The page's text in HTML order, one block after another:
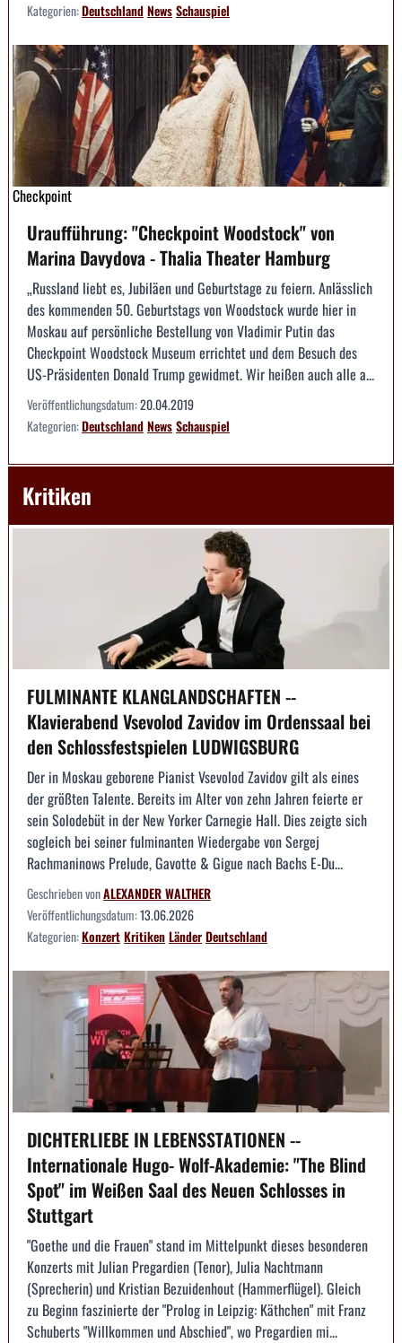
Kategorien:DeutschlandNewsSchauspiel
Checkpoint
Uraufführung: "Checkpoint Woodstock" von
Marina Davydova - Thalia Theater Hamburg
„Russland liebt es, Jubiläen und Geburtstage zu feiern. Anlässlich
des kommenden 50. Geburtstags von Woodstock wurde hier in
Moskau auf persönliche Bestellung von Vladimir Putin das
Checkpoint Woodstock Museum errichtet und dem Besuch des
US­-Präsidenten Donald Trump gewidmet. Wir heißen auch alle a...
Veröffentlichungsdatum:20.04.2019
Kategorien:DeutschlandNewsSchauspiel
Kritiken
FULMINANTE KLANGLANDSCHAFTEN --
Klavierabend Vsevolod Zavidov im Ordenssaal bei
den Schlossfestspielen LUDWIGSBURG
Der in Moskau geborene Pianist Vsevolod Zavidov gilt als eines
der größten Talente. Bereits im Alter von zehn Jahren feierte er
sein Solodebüt in der New Yorker Carnegie Hall. Dies zeigte sich
sogleich bei seiner fulminanten Wiedergabe von Sergej
Rachmaninows Prelude, Gavotte & Gigue nach Bachs E-Du...
Geschrieben vonALEXANDER WALTHER
Veröffentlichungsdatum:13.06.2026
Kategorien:KonzertKritikenLänderDeutschland
DICHTERLIEBE IN LEBENSSTATIONEN --
Internationale Hugo- Wolf-Akademie: "The Blind
Spot" im Weißen Saal des Neuen Schlosses in
Stuttgart
"Goethe und die Frauen" stand im Mittelpunkt dieses besonderen
Konzerts mit Julian Pregardien (Tenor), Julia Nachtmann
(Sprecherin) und Kristian Bezuidenhout (Hammerflügel). Gleich
zu Beginn faszinierte der "Prolog in Leipzig: Käthchen" mit Franz
Schuberts "Willkommen und Abschied", wo Pregardien mi...